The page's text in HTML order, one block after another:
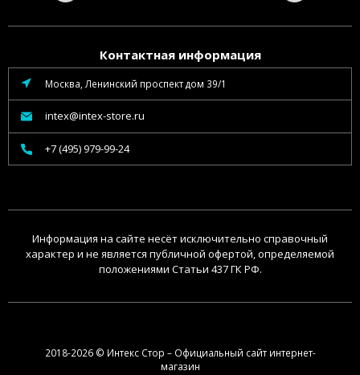
Контактная информация
Москва, Ленинский проспект дом 39/1
intex@intex-store.ru
+7 (495) 979-99-24
Информация на сайте несёт исключительно справочный
характер и не является публичной офертой, определяемой
положениями Статьи 437 ГК РФ.
2018-2026 © Интекс Стор – Официальный сайт интернет-
магазин